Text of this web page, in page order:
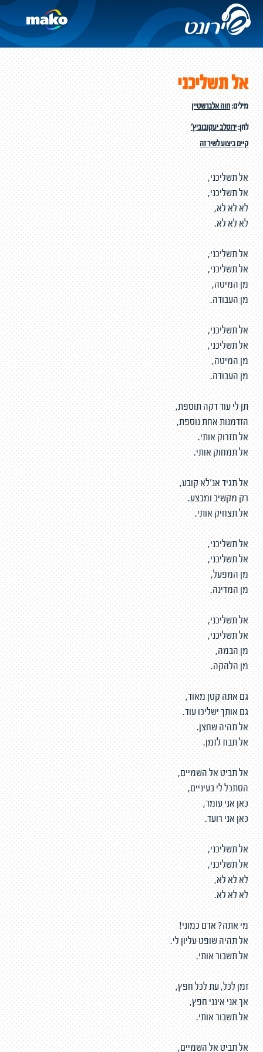
אל תשליכני
מילים:חוה אלברשטיין
לחן:ירוסלב יעקובוביץ'
קיים ביצוע לשיר זה
אל תשליכני,
אל תשליכני,
לא לא לא,
לא לא לא.
אל תשליכני,
אל תשליכני,
מן המיטה,
מן העבודה.
אל תשליכני,
אל תשליכני,
מן המיטה,
מן העבודה.
תן לי עוד דקה תוספת,
הזדמנות אחת נוספת,
אל תזרוק אותי.
אל תמחוק אותי.
אל תגיד אנ'לא קובע,
רק מקשיב ומבצע.
אל תצחיק אותי.
אל תשליכני,
אל תשליכני,
מן המפעל,
מן המדינה.
אל תשליכני,
אל תשליכני,
מן הבמה,
מן הלהקה.
גם אתה קטן מאוד,
גם אותך ישליכו עוד.
אל תהיה שחצן.
אל תבוז לזמן.
אל תביט אל השמיים,
הסתכל לי בעיניים,
כאן אני עומד,
כאן אני רועד.
אל תשליכני,
אל תשליכני,
לא לא לא,
לא לא לא.
מי אתה? אדם כמוני!
אל תהיה שופט עליון לי.
אל תשבור אותי.
זמן לכל, עת לכל חפץ,
אך אני אינני חפץ,
אל תשבור אותי.
אל תביט אל השמיים,